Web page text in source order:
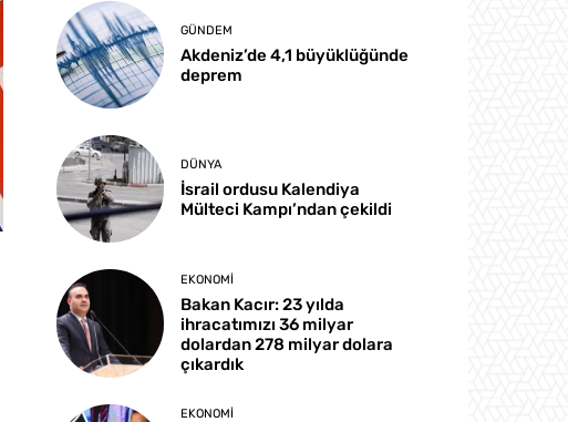
GÜNDEM
Akdeniz’de 4,1 büyüklüğünde
deprem
DÜNYA
İsrail ordusu Kalendiya
Mülteci Kampı’ndan çekildi
EKONOMI
Bakan Kacır: 23 yılda
ihracatımızı 36 milyar
dolardan 278 milyar dolara
çıkardık
EKONOMI